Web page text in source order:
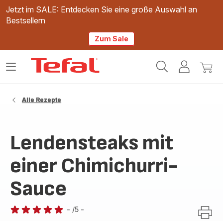
Jetzt im SALE: Entdecken Sie eine große Auswahl an
Bestsellern
Zum Sale
Mein
Mein
Das
Alle Rezepte
Lendensteaks mit
einer Chimichurri-
Sauce
- /5 -